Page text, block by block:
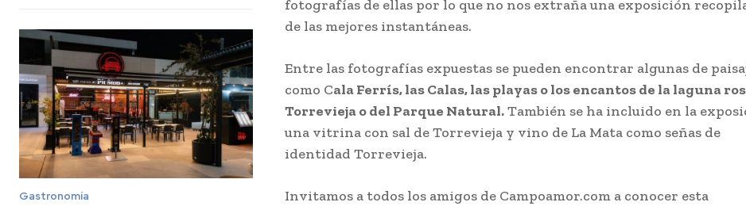
Gastronomía
fotografías de ellas por lo que no nos extraña una exposición
de las mejores instantáneas.
Entre las fotografías expuestas se pueden encontrar algunas de
como Cala Ferrís, las Calas, las playas o los encantos de la laguna
Torrevieja o del Parque Natural.También se ha incluido en la
una vitrina con sal de Torrevieja y vino de La Mata como señas de
identidad Torrevieja.
Invitamos a todos los amigos de Campoamor.com a conocer esta